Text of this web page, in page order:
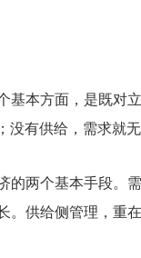
本方面，是既对立
有供给，需求就
两个基本手段。需
。供给侧管理，重